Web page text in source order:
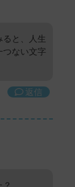
ると、人生
つない文字
返信